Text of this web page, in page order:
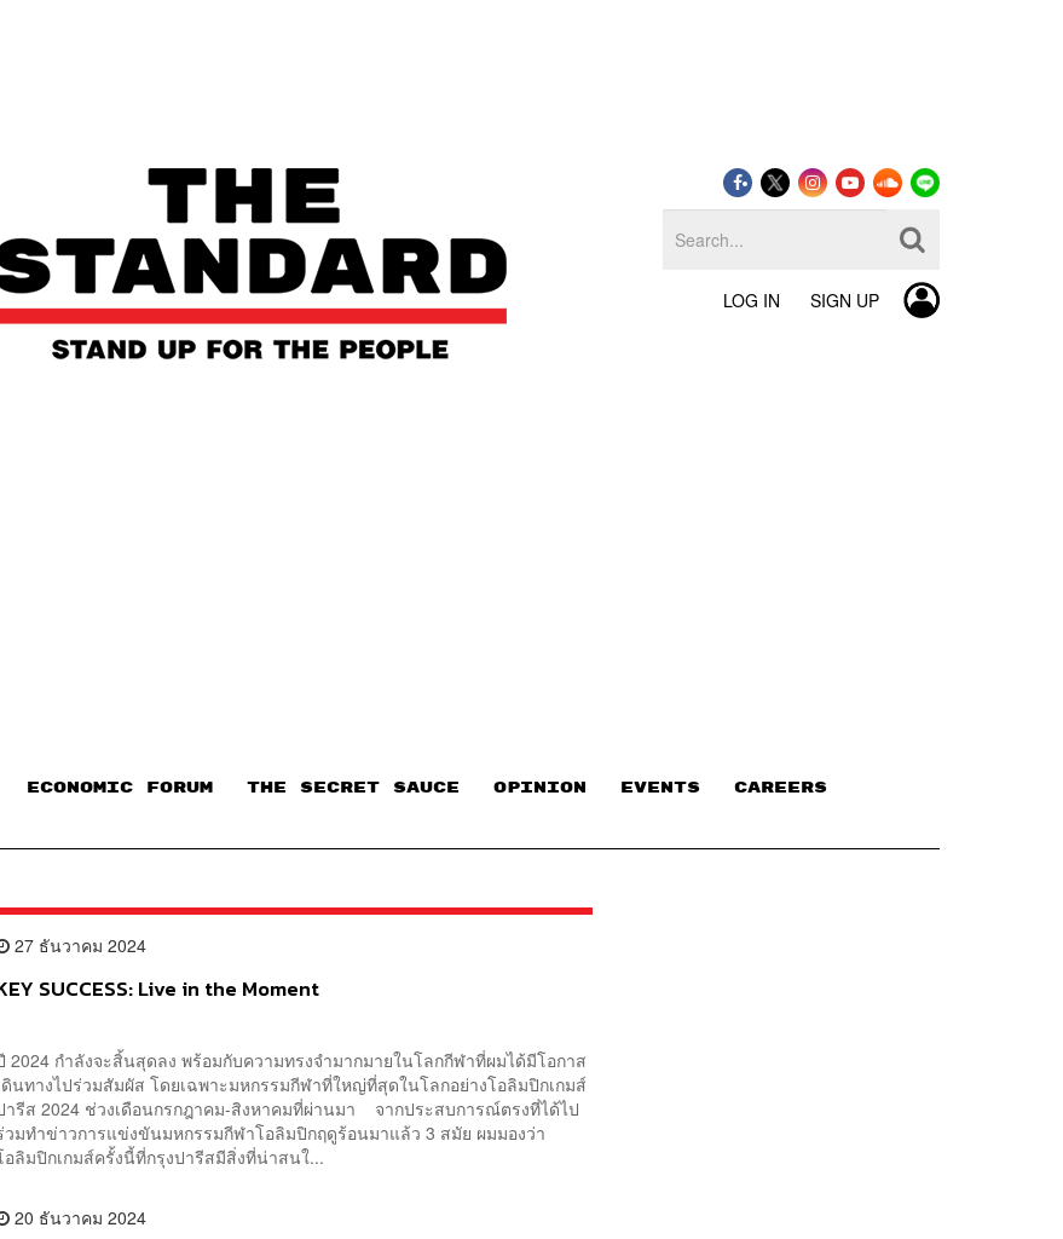
LOG IN SIGN UP
ECONOMIC FORUM THE SECRET SAUCE​ OPINION EVENTS CAREERS
27 ธันวาคม 2024
SUCCESS: Live in the Moment
2024 กำลังจะสิ้นสุดลง พร้อมกับความทรงจำมากมายในโลกกีฬาที่ผมได้มีโอกาส
ดินทางไปร่วมสัมผัส โดยเฉพาะมหกรรมกีฬาที่ใหญ่ที่สุดในโลกอย่างโอลิมปิกเกมส์
ารีส 2024 ช่วงเดือนกรกฎาคม-สิงหาคมที่ผ่านมา จากประสบการณ์ตรงที่ได้ไป
วมทำข่าวการแข่งขันมหกรรมกีฬาโอลิมปิกฤดูร้อนมาแล้ว 3 สมัย ผมมองว่า
อลิมปิกเกมส์ครั้งนี้ที่กรุงปารีสมีสิ่งที่น่าสนใ...
20 ธันวาคม 2024